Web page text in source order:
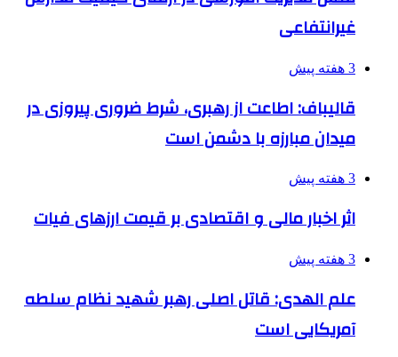
غیرانتفاعی
3 هفته پیش
قالیباف: اطاعت از رهبری، شرط ضروری پیروزی در
میدان مبارزه با دشمن است
3 هفته پیش
اثر اخبار مالی و اقتصادی بر قیمت ارزهای فیات
3 هفته پیش
علم الهدی: قاتل اصلی رهبر شهید نظام سلطه
آمریکایی است